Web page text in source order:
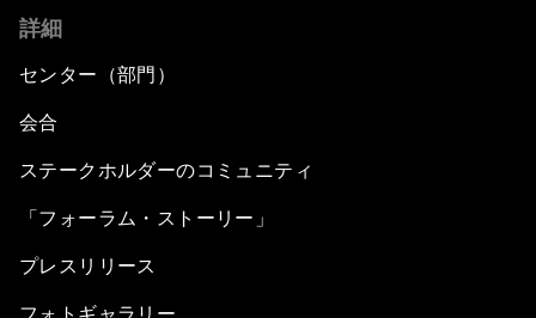
詳細
センター（部門）
会合
ステークホルダーのコミュニティ
「フォーラム・ストーリー」
プレスリリース